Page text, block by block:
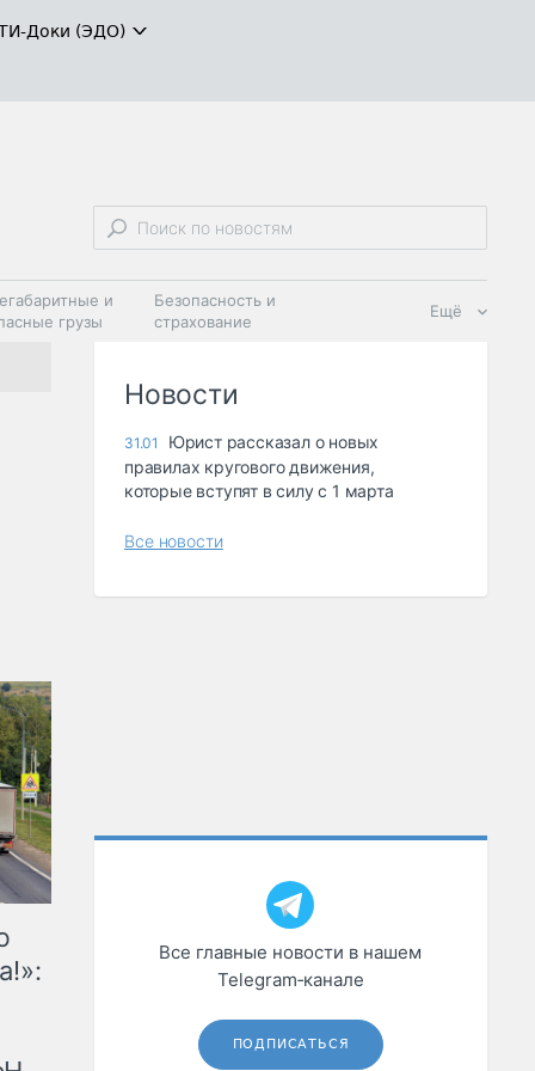
Доки (ЭДО)
и
грузы
Безопасность и
страхование
Ещё
Новости
31.01
Юрист рассказал о новых
правилах кругового движения,
которые вступят в силу с 1 марта
Все новости
Все главные новости в нашем
Telegram‑канале
ПОДПИСАТЬСЯ